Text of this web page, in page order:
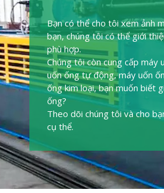
Bạn có thể cho tôi xem ảnh
bạn, chúng tôi có thể giới
phù hợp.
Chúng tôi còn cung cấp máy
uốn ống tự động, máy uốn
ống kim loại, bạn muốn biết
ống?
Theo dõi chúng tôi và cho
cụ thể.